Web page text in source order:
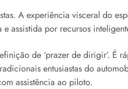
A experiência visceral do
assistida por recursos
de ‘prazer de dirigir’. É
entusiastas do
assistência ao piloto.